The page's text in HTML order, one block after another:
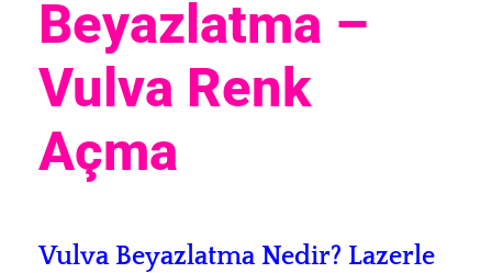
Beyazlatma –
Vulva Renk
Açma
Vulva Beyazlatma Nedir? Lazerle